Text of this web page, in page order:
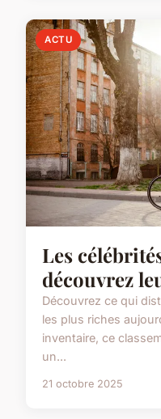
ACTU
Les
découvrez
Découvrez ce qui
les plus riches
inventaire, ce
un...
21 octobre 2025